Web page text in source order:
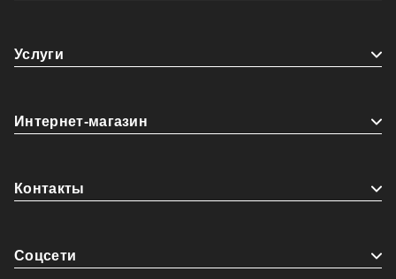
Услуги
Интернет-магазин
Контакты
Coцсети